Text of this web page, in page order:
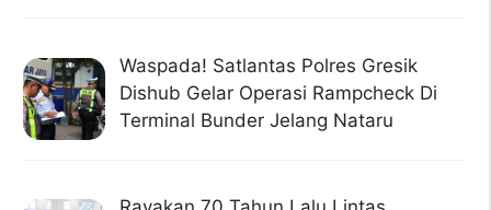
Waspada! Satlantas Polres Gresik
Dishub Gelar Operasi Rampcheck Di
Terminal Bunder Jelang Nataru